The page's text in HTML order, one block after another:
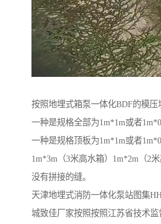
按照地埋式箱泵一体化BDF的模压
一种是规格全部为1m*1m或者
一种是规格顶板为1m*1m或者
1m*3m（3米高水箱）1m*2m（2
没有拼接的缝。
天津地埋式消防一体化泵站图集
城致佳厂家按照按照江苏省技术